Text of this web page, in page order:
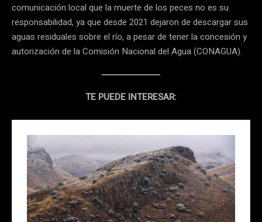
comunicación local que la muerte de los peces no es su
responsabilidad, ya que desde 2021 dejaron de descargar sus
aguas residuales sobre el río, a pesar de tener la concesión y
autorización de la Comisión Nacional del Agua (CONAGUA).
TE PUEDE INTERESAR: